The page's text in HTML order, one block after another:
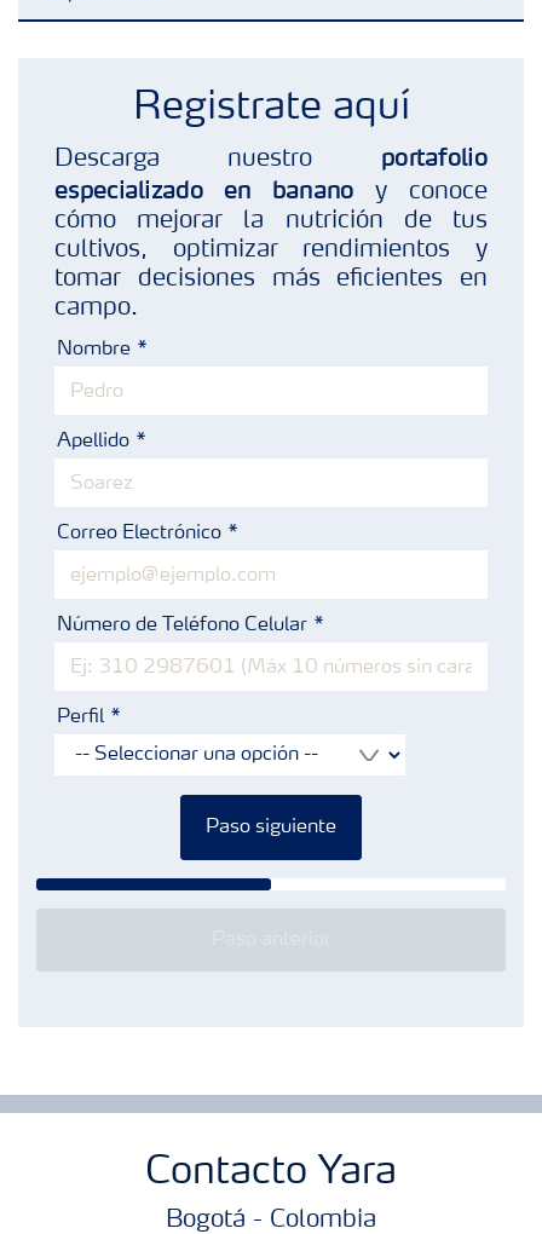
Portafolio de Agricultura Digital
Deficiencias
Registrate aquí
Descarga nuestro portafolio
especializado en banano y conoce
cómo mejorar la nutrición de tus
cultivos, optimizar rendimientos y
tomar decisiones más eficientes en
campo.
Nombre
Apellido
Correo Electrónico
Número de Teléfono Celular
Perfil
Paso siguiente
Contacto Yara
Bogotá - Colombia